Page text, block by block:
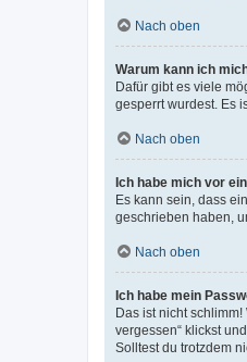
Nach oben
Warum kann ich
Dafür gibt es viele
gesperrt wurdest. Es
Nach oben
Ich habe mich vor
Es kann sein, dass
geschrieben haben,
Nach oben
Ich habe mein
Das ist nicht
vergessen“ klickst
Solltest du trotzdem